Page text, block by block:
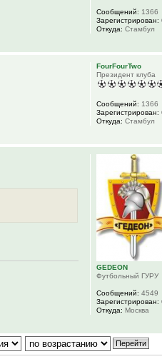
Сообщений: 1366
Зарегистрирован:
Откуда: Стамбул
FourFourTwo
Президент клуба
Сообщений: 1366
Зарегистрирован:
Откуда: Стамбул
GEDEON
Футбольный ГУРУ
Сообщений: 4549
Зарегистрирован:
Откуда: Москва